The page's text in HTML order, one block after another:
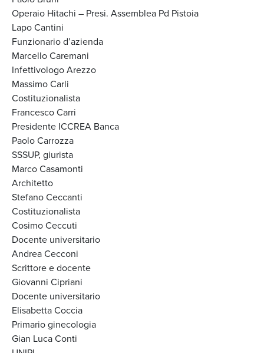
Operaio Hitachi – Presi. Assemblea Pd Pistoia
Lapo Cantini
Funzionario d’azienda
Marcello Caremani
Infettivologo Arezzo
Massimo Carli
Costituzionalista
Francesco Carri
Presidente ICCREA Banca
Paolo Carrozza
SSSUP, giurista
Marco Casamonti
Architetto
Stefano Ceccanti
Costituzionalista
Cosimo Ceccuti
Docente universitario
Andrea Cecconi
Scrittore e docente
Giovanni Cipriani
Docente universitario
Elisabetta Coccia
Primario ginecologia
Gian Luca Conti